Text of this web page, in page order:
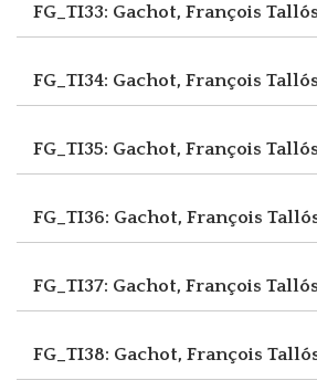
FG_TI33: Gachot, François
FG_TI34: Gachot, François
FG_TI35: Gachot, François
FG_TI36: Gachot, François
FG_TI37: Gachot, François
FG_TI38: Gachot, François